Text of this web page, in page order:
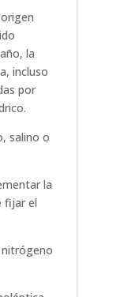
la
incluso
por
salino o
la
fijar el